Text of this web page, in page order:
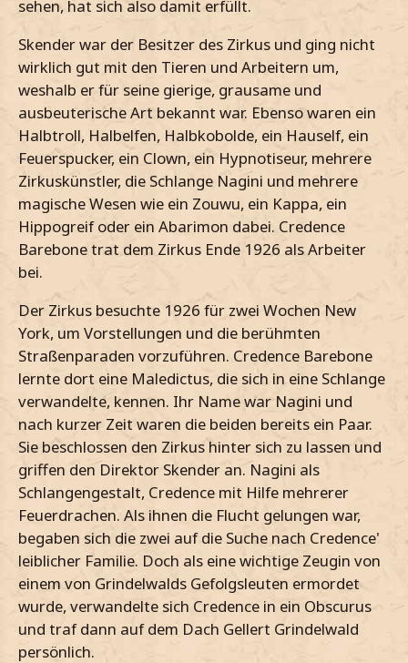
sehen, hat sich also damit erfüllt.
Skender war der Besitzer des Zirkus und ging nicht
wirklich gut mit den Tieren und Arbeitern um,
weshalb er für seine gierige, grausame und
ausbeuterische Art bekannt war. Ebenso waren ein
Halbtroll, Halbelfen, Halbkobolde, ein Hauself, ein
Feuerspucker, ein Clown, ein Hypnotiseur, mehrere
Zirkuskünstler, die Schlange Nagini und mehrere
magische Wesen wie ein Zouwu, ein Kappa, ein
Hippogreif oder ein Abarimon dabei. Credence
Barebone trat dem Zirkus Ende 1926 als Arbeiter
bei.
Der Zirkus besuchte 1926 für zwei Wochen New
York, um Vorstellungen und die berühmten
Straßenparaden vorzuführen. Credence Barebone
lernte dort eine Maledictus, die sich in eine Schlange
verwandelte, kennen. Ihr Name war Nagini und
nach kurzer Zeit waren die beiden bereits ein Paar.
Sie beschlossen den Zirkus hinter sich zu lassen und
griffen den Direktor Skender an. Nagini als
Schlangengestalt, Credence mit Hilfe mehrerer
Feuerdrachen. Als ihnen die Flucht gelungen war,
begaben sich die zwei auf die Suche nach Credence'
leiblicher Familie. Doch als eine wichtige Zeugin von
einem von Grindelwalds Gefolgsleuten ermordet
wurde, verwandelte sich Credence in ein Obscurus
und traf dann auf dem Dach Gellert Grindelwald
persönlich.